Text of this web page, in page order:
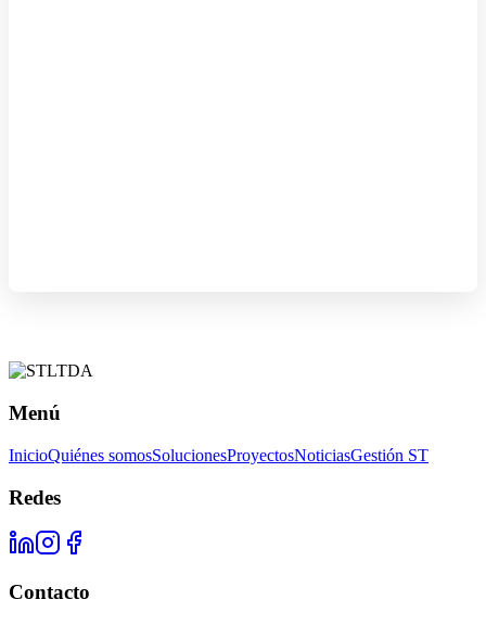
Menú
InicioQuiénes somosSolucionesProyectosNoticiasGestión ST
Redes
Contacto